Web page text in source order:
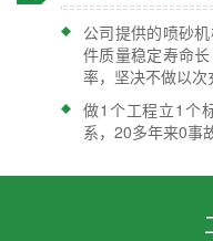
公司提供的喷砂
件质量稳定寿命
率，坚决不做以次
做1个工程立1个
系，20多年来0事